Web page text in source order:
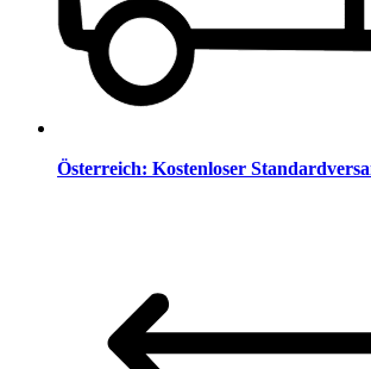
Österreich: Kostenloser